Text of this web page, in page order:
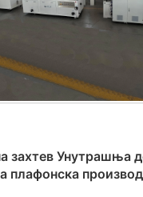
захтев Унутрашња
плафонска